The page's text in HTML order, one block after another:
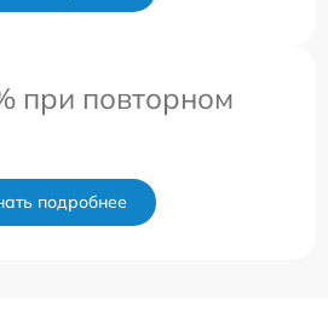
при повторном
подробнее